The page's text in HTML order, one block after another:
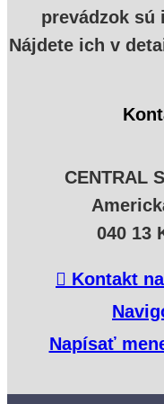
prevádzok sú
Nájdete ich v
CENTRAL
040 13
Kontakt
Napísať